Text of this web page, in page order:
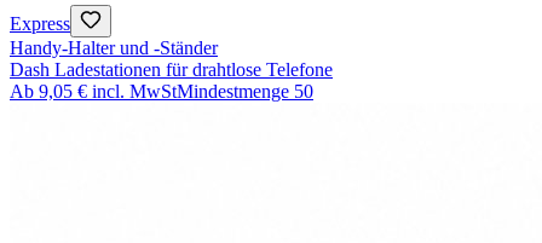
Express
Handy-Halter und -Ständer
Dash Ladestationen für drahtlose Telefone
Ab 9,05 € incl. MwStMindestmenge 50